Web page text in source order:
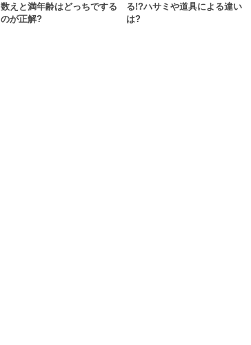
数えと満年齢はどっちでする
のが正解?
る!?ハサミや道具による違い
は?